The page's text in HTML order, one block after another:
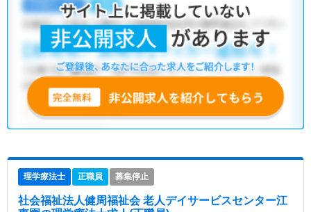
理学療法士 正職員 募集停止
社会福祉法人健周福祉会 老人デイサービスセンター江